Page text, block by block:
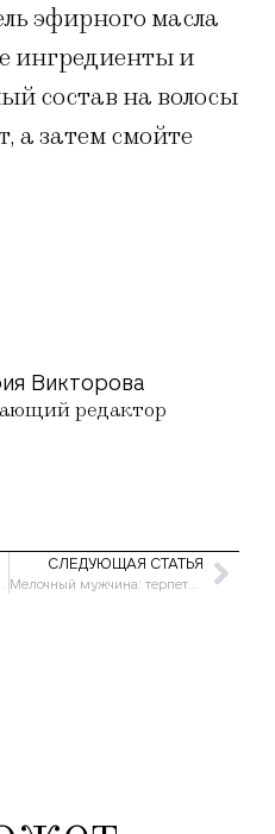
эфирного масла
ингредиенты и
состав на волосы
а затем смойте
Викторова
редактор
опасными»
СЛЕДУЮЩАЯ СТАТЬЯ
Мелочный мужчина: терпеть или уйти?